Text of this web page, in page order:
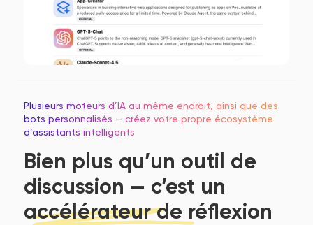
Plusieurs moteurs d’IA au même endroit, ainsi que des
bots personnalisés — créez votre propre écosystème
d’assistants intelligents
Bien plus qu’un outil de
discussion — c’est un
accélérateur de réflexion